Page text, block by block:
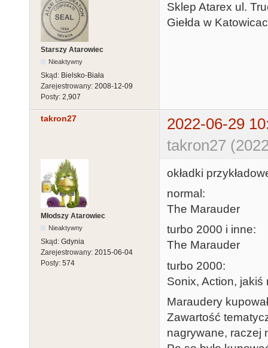
Starszy Atarowiec
Nieaktywny
Skąd: Bielsko-Biała
Zarejestrowany: 2008-12-09
Posty: 2,907
Sklep Atarex ul.
Giełda w
takron27
2022-06-29
takron27
Młodszy Atarowiec
Nieaktywny
Skąd: Gdynia
Zarejestrowany: 2015-06-04
Posty: 574
okładki
normal:
The Marauder
turbo 2000 i inne:
The Marauder
turbo 2000:
Sonix, Action, jakiś
Maraudery
Zawartość
nagrywane, raczej